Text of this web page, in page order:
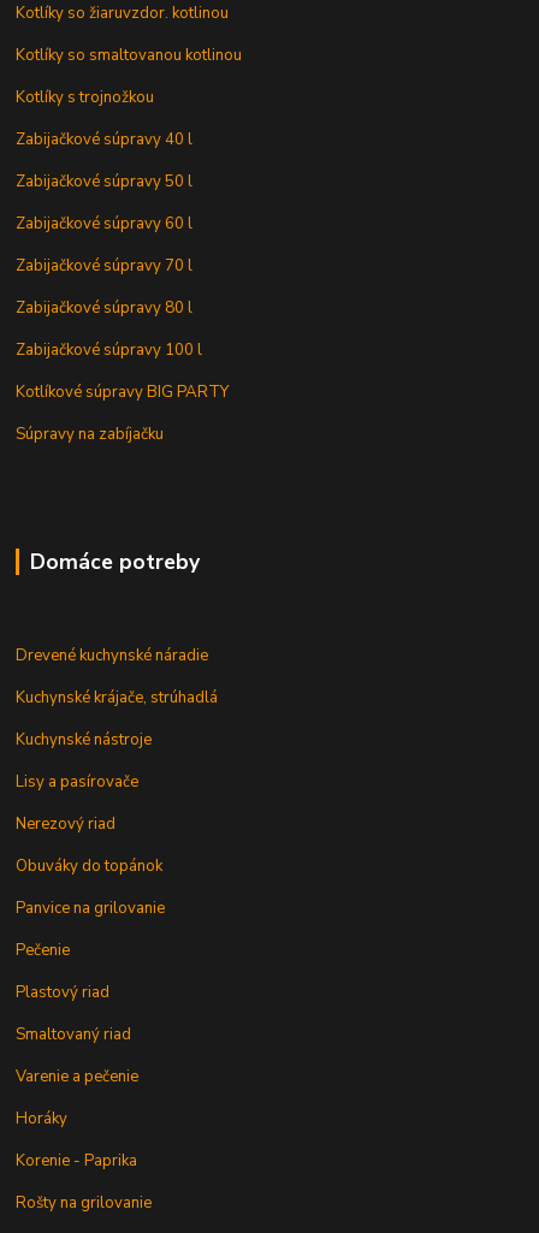
Kotlíky so žiaruvzdor. kotlinou
Kotlíky so smaltovanou kotlinou
Kotlíky s trojnožkou
Zabijačkové súpravy 40 l
Zabijačkové súpravy 50 l
Zabijačkové súpravy 60 l
Zabijačkové súpravy 70 l
Zabijačkové súpravy 80 l
Zabijačkové súpravy 100 l
Kotlíkové súpravy BIG PARTY
Súpravy na zabíjačku
Domáce potreby
Drevené kuchynské náradie
Kuchynské krájače, strúhadlá
Kuchynské nástroje
Lisy a pasírovače
Nerezový riad
Obuváky do topánok
Panvice na grilovanie
Pečenie
Plastový riad
Smaltovaný riad
Varenie a pečenie
Horáky
Korenie - Paprika
Rošty na grilovanie